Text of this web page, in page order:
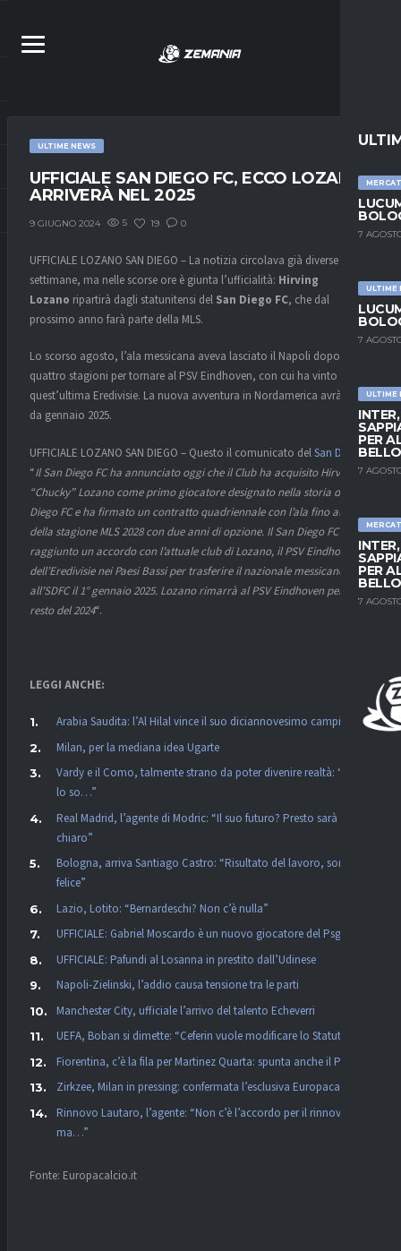
7
ULTIME
7
ULTIME
PER
7
PER
7
ULTIME NEWS
UFFICIALE SAN DIEGO FC, ECCO LOZANO.
ARRIVERÀ NEL 2025
9 GIUGNO 2024 5 19 0
UFFICIALE LOZANO SAN DIEGO – La notizia circolava già diverse
settimane, ma nelle scorse ore è giunta l’ufficialità: Hirving
Lozano ripartirà dagli statunitensi del San Diego FC, che dal
prossimo anno farà parte della MLS.
Lo scorso agosto, l’ala messicana aveva lasciato il Napoli dopo
quattro stagioni per tornare al PSV Eindhoven, con cui ha vinto
quest’ultima Eredivisie. La nuova avventura in Nordamerica avrà avvio
da gennaio 2025.
UFFICIALE LOZANO SAN DIEGO – Questo il comunicato delSan Diego:
“Il San Diego FC ha annunciato oggi che il Club ha acquisito Hirving
“Chucky” Lozano come primo giocatore designato nella storia del San
Diego FC e ha firmato un contratto quadriennale con l’ala fino alla fine
della stagione MLS 2028 con due anni di opzione. Il San Diego FC ha
raggiunto un accordo con l’attuale club di Lozano, il PSV Eindhoven,
dell’Eredivisie nei Paesi Bassi per trasferire il nazionale messicano
all’SDFC il 1° gennaio 2025. Lozano rimarrà al PSV Eindhoven per il
resto del 2024“.
LEGGI ANCHE:
Arabia Saudita: l’Al Hilal vince il suo diciannovesimo campionato
Milan, per la mediana idea Ugarte
Vardy e il Como, talmente strano da poter divenire realtà: “Non
lo so…”
Real Madrid, l’agente di Modric: “Il suo futuro? Presto sarà
chiaro”
Bologna, arriva Santiago Castro: “Risultato del lavoro, sono
felice”
Lazio, Lotito: “Bernardeschi? Non c’è nulla”
UFFICIALE: Gabriel Moscardo è un nuovo giocatore del Psg
UFFICIALE: Pafundi al Losanna in prestito dall’Udinese
Napoli-Zielinski, l’addio causa tensione tra le parti
Manchester City, ufficiale l’arrivo del talento Echeverri
UEFA, Boban si dimette: “Ceferin vuole modificare lo Statuto”
Fiorentina, c’è la fila per Martinez Quarta: spunta anche il PSG
Zirkzee, Milan in pressing: confermata l’esclusiva Europacalcio!
Rinnovo Lautaro, l’agente: “Non c’è l’accordo per il rinnovo,
ma…”
Fonte: Europacalcio.it